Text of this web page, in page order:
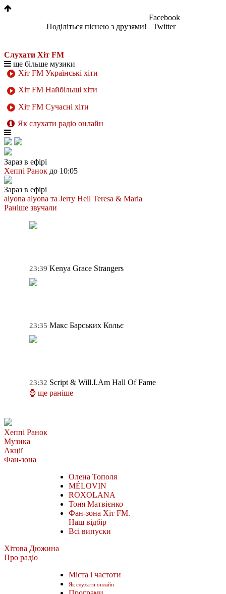
Поділіться піснею з друзями!
Facebook
Twitter
Слухати Хіт FM
ще більше музики
Хіт FM Українські хіти
Хіт FM Найбільші хіти
Хіт FM Сучасні хіти
Як слухати радіо онлайн
Зараз в ефірі
Хеппі Ранок до 10:05
Зараз в ефірі
alyona alyona та Jerry Heil Teresa & Maria
Раніше звучали
23:39 Kenya Grace Strangers
23:35 Макс Барських Кольє
23:32 Script & Will.I.Am Hall Of Fame
⌚ ще раніше
Хеппі Ранок
Музика
Акції
Фан-зона
Олена Тополя
MÉLOVIN
ROXOLANA
Тоня Матвієнко
Фан-зона Хіт FM.
Наш відбір
Всі випуски
Хітова Дюжина
Про радіо
Міста і частоти
Як слухати онлайн